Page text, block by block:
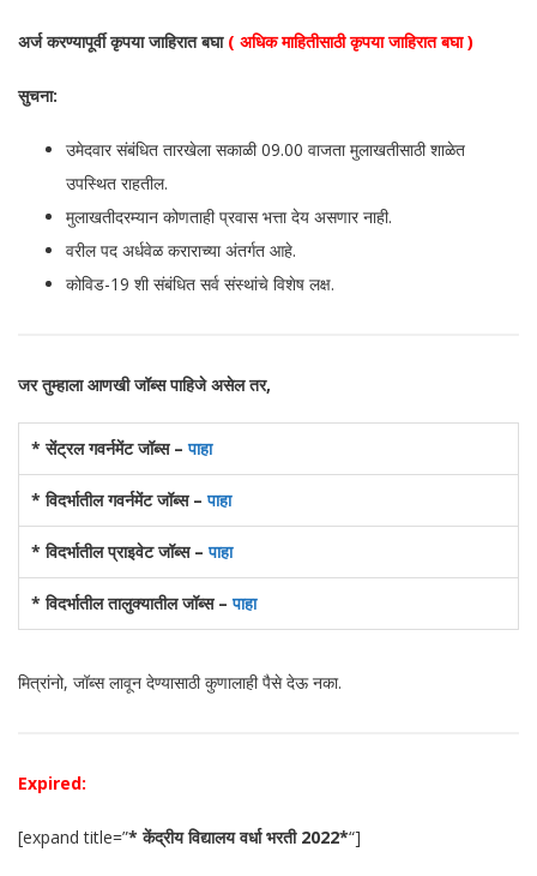
अर्ज करण्यापूर्वी कृपया जाहिरात बघा ( अधिक माहितीसाठी कृपया जाहिरात बघा )
सुचना:
उमेदवार संबंधित तारखेला सकाळी 09.00 वाजता मुलाखतीसाठी शाळेत
उपस्थित राहतील.
मुलाखतीदरम्यान कोणताही प्रवास भत्ता देय असणार नाही.
वरील पद अर्धवेळ कराराच्या अंतर्गत आहे.
कोविड-19 शी संबंधित सर्व संस्थांचे विशेष लक्ष.
जर तुम्हाला आणखी जॉब्स पाहिजे असेल तर,
* सेंट्रल गवर्नमेंट जॉब्स –पाहा
* विदर्भातील गवर्नमेंट जॉब्स –पाहा
* विदर्भातील प्राइवेट जॉब्स –पाहा
* विदर्भातील तालुक्यातील जॉब्स –पाहा
मित्रांनो, जॉब्स लावून देण्यासाठी कुणालाही पैसे देऊ नका.
Expired:
[expand title=”* केंद्रीय विद्यालय वर्धा भरती 2022*“]